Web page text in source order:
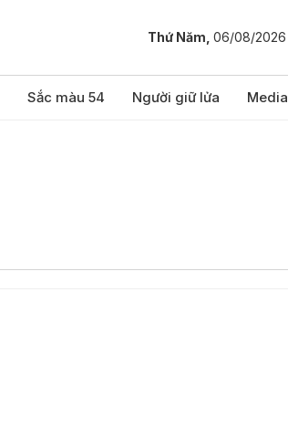
Thứ Năm, 06/08/2026
Sắc màu 54 Người giữ lửa Media